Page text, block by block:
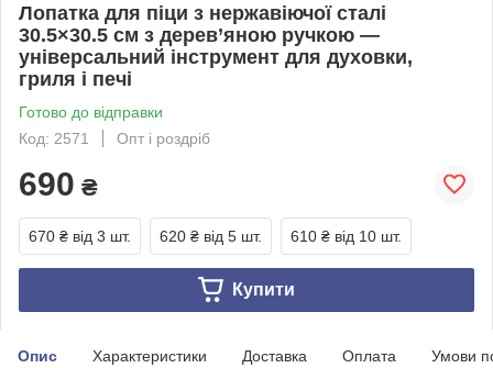
Лопатка для піци з нержавіючої сталі
30.5×30.5 см з дерев’яною ручкою —
універсальний інструмент для духовки,
гриля і печі
Готово до відправки
Код: 2571
Опт і роздріб
690 ₴
670 ₴ від 3 шт. 620 ₴ від 5 шт. 610 ₴ від 10 шт.
Купити
Опис Характеристики Доставка Оплата Умови